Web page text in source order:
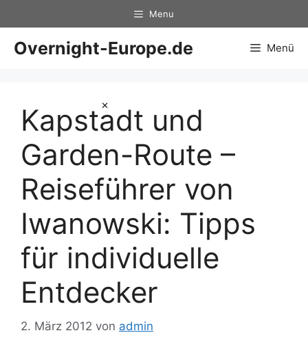
×
Inhalt
springen
Menu
Overnight-Europe.de Menü
Kapstadt und
Garden-Route –
Reiseführer von
Iwanowski: Tipps
für individuelle
Entdecker
2. März 2012 von admin